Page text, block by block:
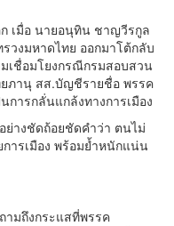
เมื่อ นายอนุทิน ชาญวีรกูล
วงมหาดไทย ออกมาโต้กลับ
เชื่อมโยงกรณีกรมสอบสวน
ยภานุ สส.บัญชีรายชื่อ พรรค
การกลั่นแกล้งทางการเมือง
างชัดถ้อยชัดคำว่า ตนไม่
ารเมือง พร้อมย้ำหนักแน่น
ามถึงกระแสที่พรรค